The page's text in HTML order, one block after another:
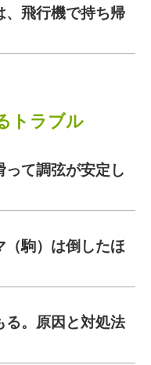
飛行機で持ち帰
トラブル
て調弦が安定し
駒）は倒したほ
。原因と対処法